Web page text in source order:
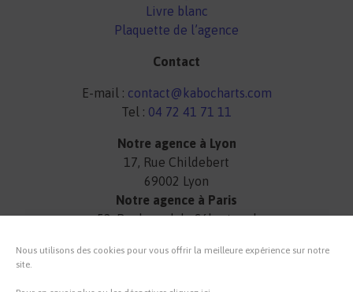
Nous utilisons des cookies pour vous offrir la meilleure expérience sur notre
site.
Livre blanc
Plaquette de l’agence
Contact
E-mail : contact@kabocharts.com
Tel : 04 72 41 71 11
Notre agence à Lyon
17, Rue Childebert
69002 Lyon
Notre agence à Paris
52, Boulevard de Sébastopol